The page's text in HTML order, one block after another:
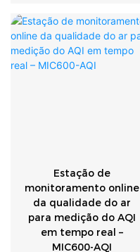
Estação de
monitoramento online
da qualidade do ar
para medição do AQI
em tempo real –
MIC600-AQI